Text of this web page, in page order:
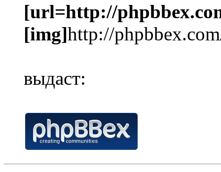
[url=http://
[img]http://
выдаст: